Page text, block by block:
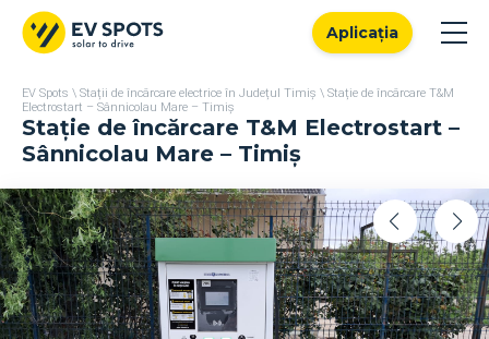
Aplicația
EV Spots \ Stații de încărcare electrice în Județul Timiș \ Stație de încărcare T&M
Electrostart – Sânnicolau Mare – Timiș
Stație de încărcare T&M Electrostart –
Sânnicolau Mare – Timiș